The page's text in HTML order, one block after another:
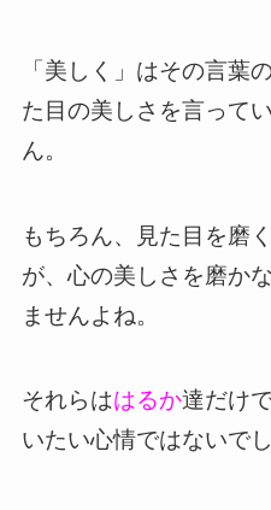
「美しく」はその言葉
た目の美しさを言って
ん。
もちろん、見た目を磨
が、心の美しさを磨か
ませんよね。
それらははるか達だけ
いたい心情ではないでし